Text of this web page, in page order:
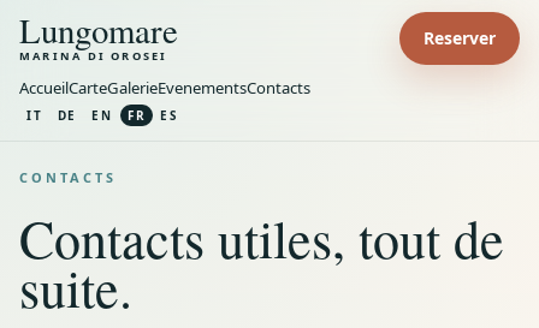
Lungomare
MARINA DI OROSEI
Reserver
AccueilCarteGalerieEvenementsContacts
IT DE EN FR ES
CONTACTS
Contacts utiles, tout de
suite.